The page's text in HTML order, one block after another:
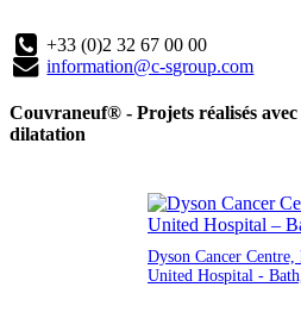
+33 (0)2 32 67 00 00
information@c-sgroup.com
Couvraneuf® - Projets réalisés
dilatation
Dyson Cancer Centre,
United Hospital -